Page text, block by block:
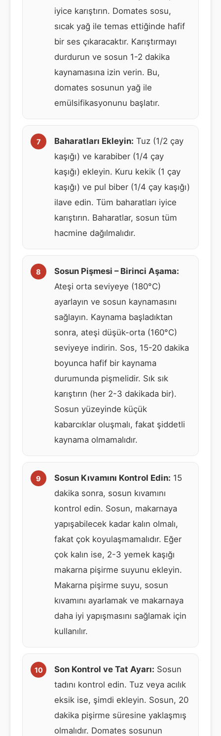
iyice karıştırın. Domates sosu,
sıcak yağ ile temas ettiğinde hafif
bir ses çıkaracaktır. Karıştırmayı
durdurun ve sosun 1-2 dakika
kaynamasına izin verin. Bu,
domates sosunun yağ ile
emülsifikasyonunu başlatır.
Baharatları Ekleyin: Tuz (1/2 çay
kaşığı) ve karabiber (1/4 çay
kaşığı) ekleyin. Kuru kekik (1 çay
kaşığı) ve pul biber (1/4 çay kaşığı)
ilave edin. Tüm baharatları iyice
karıştırın. Baharatlar, sosun tüm
hacmine dağılmalıdır.
Sosun Pişmesi – Birinci Aşama:
Ateşi orta seviyeye (180°C)
ayarlayın ve sosun kaynamasını
sağlayın. Kaynama başladıktan
sonra, ateşi düşük-orta (160°C)
seviyeye indirin. Sos, 15-20 dakika
boyunca hafif bir kaynama
durumunda pişmelidir. Sık sık
karıştırın (her 2-3 dakikada bir).
Sosun yüzeyinde küçük
kabarcıklar oluşmalı, fakat şiddetli
kaynama olmamalıdır.
Sosun Kıvamını Kontrol Edin: 15
dakika sonra, sosun kıvamını
kontrol edin. Sosun, makarnaya
yapışabilecek kadar kalın olmalı,
fakat çok koyulaşmamalıdır. Eğer
çok kalın ise, 2-3 yemek kaşığı
makarna pişirme suyunu ekleyin.
Makarna pişirme suyu, sosun
kıvamını ayarlamak ve makarnaya
daha iyi yapışmasını sağlamak için
kullanılır.
Son Kontrol ve Tat Ayarı: Sosun
tadını kontrol edin. Tuz veya acılık
eksik ise, şimdi ekleyin. Sosun, 20
dakika pişirme süresine yaklaşmış
olmalıdır. Domates sosunun